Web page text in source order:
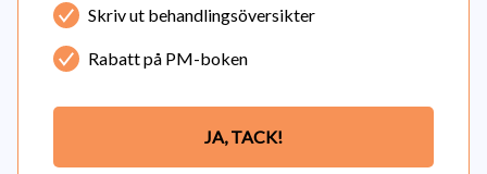
Skriv ut behandlingsöversikter
Rabatt på PM-boken
JA, TACK!